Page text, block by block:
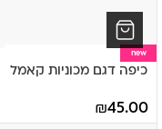
new
כיפה דגם מכוניות קאמל
45.00
₪